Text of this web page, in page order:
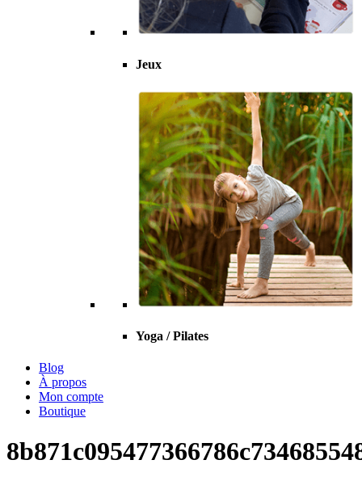
Jeux
Yoga / Pilates
Blog
À propos
Mon compte
Boutique